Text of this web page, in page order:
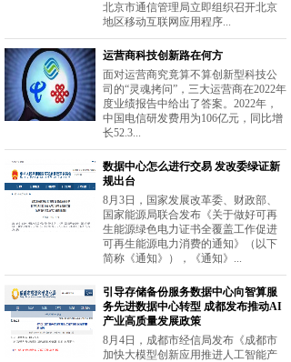
北京市通信管理局立即组织召开北京
地区移动互联网应用程序...
运营商科技创新路在何方
面对运营商究竟算不算创新型科技公
司的“灵魂拷问”，三大运营商在2022年
度业绩报告中给出了答案。2022年，
中国电信研发费用为106亿元，同比增
长52.3...
数据中心怎么进行交易 发改委绿证新
规出台
8月3日，国家发展改革委、财政部、
国家能源局联合发布《关于做好可再
生能源绿色电力证书全覆盖工作促进
可再生能源电力消费的通知》（以下
简称《通知》），《通知》...
引导存储备份服务数据中心向智算服
务先进数据中心转型 成都发布推动AI
产业高质量发展政策
8月4日，成都市经信局发布《成都市
加快大模型创新应用推进人工智能产